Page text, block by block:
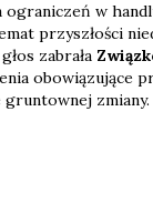
w
przyszłości
zabrała
obowiązujące
gruntownej zmiany.